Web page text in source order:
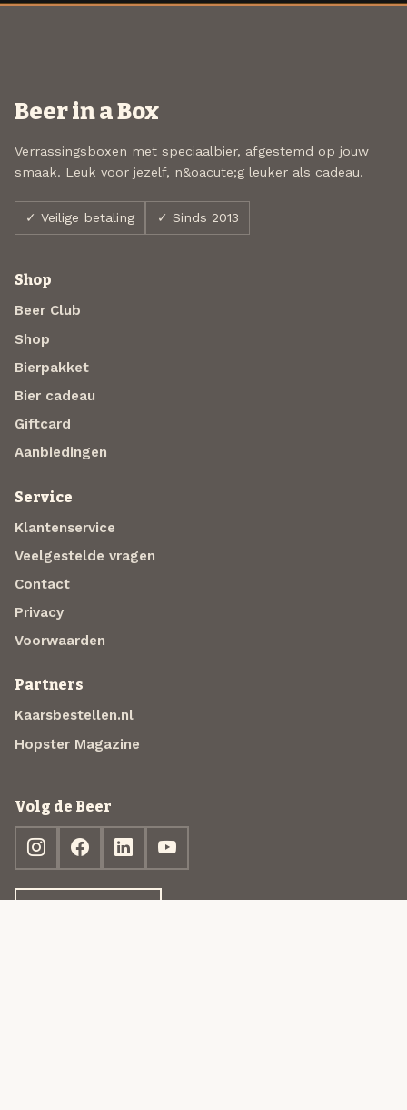
Beer in a Box
Verrassingsboxen met speciaalbier, afgestemd op jouw
smaak. Leuk voor jezelf, n&oacute;g leuker als cadeau.
✓ Veilige betaling ✓ Sinds 2013
Shop
Beer Club
Shop
Bierpakket
Bier cadeau
Giftcard
Aanbiedingen
Service
Klantenservice
Veelgestelde vragen
Contact
Privacy
Voorwaarden
Partners
Kaarsbestellen.nl
Hopster Magazine
Volg de Beer